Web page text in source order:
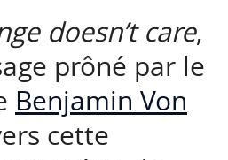
doesn’t care,
prôné par le
Benjamin Von
cette